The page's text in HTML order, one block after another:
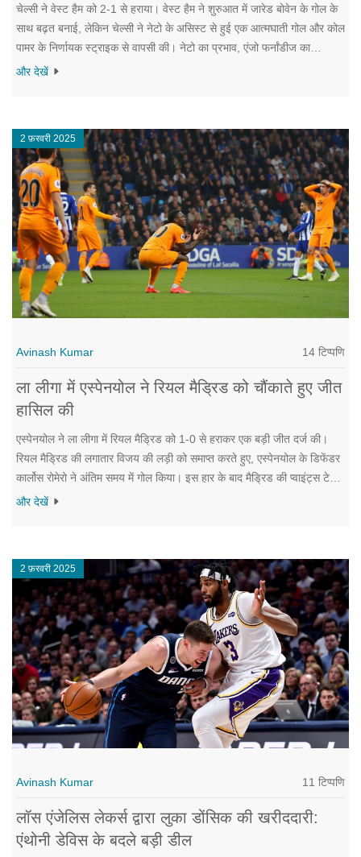
चेल्सी ने वेस्ट हैम को 2-1 से हराया। वेस्ट हैम ने शुरुआत में जारेड बोवेन के गोल के
साथ बढ़त बनाई, लेकिन चेल्सी ने नेटो के असिस्ट से हुई एक आत्मघाती गोल और कोल
पामर के निर्णायक स्ट्राइक से वापसी की। नेटो का प्रभाव, एंजो फर्नांडीज का
मिडफील्ड पर नियंत्रण, और पामर का संघर्ष प्रमुख रहे। ये जीत चेल्सी की आक्रामक
और देखें
2 फ़रवरी 2025
Avinash Kumar 14 टिप्पणि
ला लीगा में एस्पेनयोल ने रियल मैड्रिड को चौंकाते हुए जीत
हासिल की
एस्पेनयोल ने ला लीगा में रियल मैड्रिड को 1-0 से हराकर एक बड़ी जीत दर्ज की।
रियल मैड्रिड की लगातार विजय की लड़ी को समाप्त करते हुए, एस्पेनयोल के डिफेंडर
कार्लोस रोमेरो ने अंतिम समय में गोल किया। इस हार के बाद मैड्रिड की प्वाइंट्स टेबल
पर बढ़त कम हो गई है। एटलेटिको मैड्रिड ने दूसरे मुकाबले में मयॉर्का को 2-0 से
और देखें
2 फ़रवरी 2025
Avinash Kumar 11 टिप्पणि
लॉस एंजेलिस लेकर्स द्वारा लुका डोंसिक की खरीददारी:
एंथोनी डेविस के बदले बड़ी डील